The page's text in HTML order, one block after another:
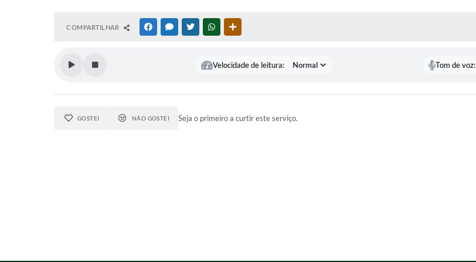
COMPARTILHAR FACEBOOKMESSENGER
TWITTERWHATSAPP
Velocidade de leitura: Tom de voz:
GOSTEI NÃO GOSTEI Seja o primeiro a curtir este serviço.